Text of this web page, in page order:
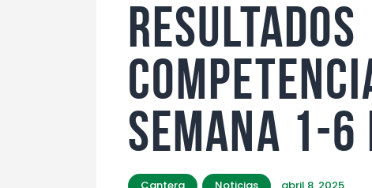
RESULTADOS
SEMANA 1-6